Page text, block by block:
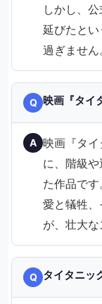
しかし、
延びたと
過ぎません
Q 映画『タイ
A 映画『タ
に、階級
た作品です
愛と犠牲
が、壮大な
Q タイタニッ